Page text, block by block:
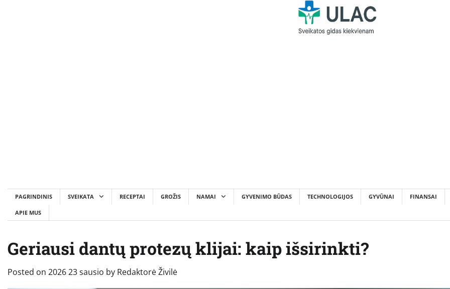
PAGRINDINIS SVEIKATA RECEPTAI GROŽIS NAMAI GYVENIMO BŪDAS TECHNOLOGIJOS GYVŪNAI FINANSAI
APIE MUS
Geriausi dantų protezų klijai: kaip išsirinkti?
Posted on 2026 23 sausio by Redaktorė Živilė